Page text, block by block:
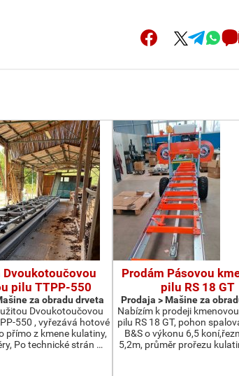
Dvoukotoučovou
pilu TTPP-550
za obradu drveta
Dvoukotoučovou
550 , vyřezává hotové
přímo z kmene kulatiny,
Po technické strán …
Prodám Pásovou
pilu RS 18 GT
Prodaja > Мašine za
Nabízím k prodeji
pilu RS 18 GT, pohon
B&S o výkonu 6,5
5,2m, průměr prořezu